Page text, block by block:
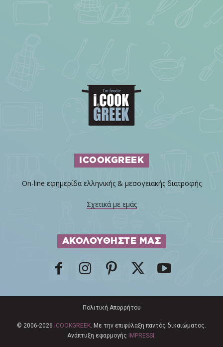
ICOOKGREEK
On-line εφημερίδα ελληνικής & μεσογειακής διατροφής
Σχετικά με εμάς
ΑΚΟΛΟΥΘΗΣΤΕ ΜΑΣ
Πολιτική Απορρήτου
© 2006-2026 ICOOKGREEK . Με την επιφύλαξη παντός δικαιώματος.
Ανάπτυξη εφαρμογής IMPRESSI